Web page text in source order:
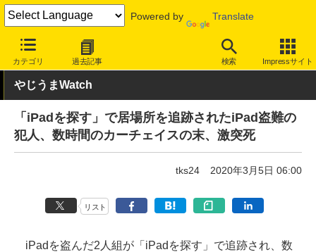
Powered by Translate
カテゴリ 過去記事 検索 Impressサイト
INTERNET Watch トピック
やじうまWatch
「iPadを探す」で居場所を追跡されたiPad盗難の
犯人、数時間のカーチェイスの末、激突死
tks24 2020年3月5日 06:00
リスト
iPadを盗んだ2人組が「iPadを探す」で追跡され、数